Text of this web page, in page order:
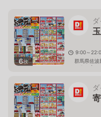
6枚
9:00～
群馬県佐
ンター内）